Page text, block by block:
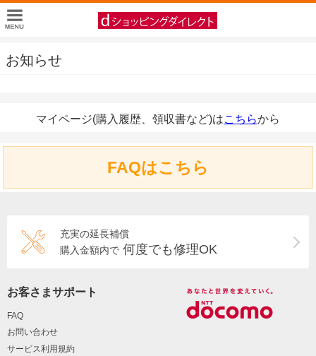
お知らせ
マイページ(購入履歴、領収書など)はこちらから
FAQはこちら
充実の延長補償
購入金額内で 何度でも修理OK
お客さまサポート
FAQ
お問い合わせ
サービス利用規約